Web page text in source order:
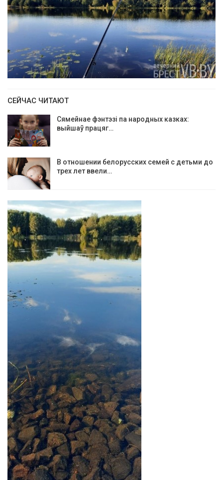
СЕЙЧАС ЧИТАЮТ
Сямейнае фэнтэзі па народных казках:
выйшаў працяг…
В отношении белорусских семей с детьми до
трех лет ввели…